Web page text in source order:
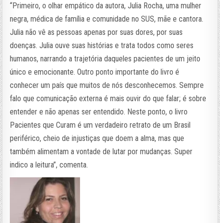
“Primeiro, o olhar empático da autora, Julia Rocha, uma mulher
negra, médica de família e comunidade no SUS, mãe e cantora.
Julia não vê as pessoas apenas por suas dores, por suas
doenças. Julia ouve suas histórias e trata todos como seres
humanos, narrando a trajetória daqueles pacientes de um jeito
único e emocionante. Outro ponto importante do livro é
conhecer um país que muitos de nós desconhecemos. Sempre
falo que comunicação externa é mais ouvir do que falar; é sobre
entender e não apenas ser entendido. Neste ponto, o livro
Pacientes que Curam é um verdadeiro retrato de um Brasil
periférico, cheio de injustiças que doem a alma, mas que
também alimentam a vontade de lutar por mudanças. Super
indico a leitura”, comenta.